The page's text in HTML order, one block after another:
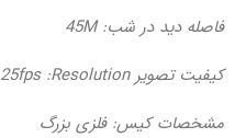
فاصله دید در شب: 45M
کیفیت تصویر 1080p / 25fps :Resolution
مشخصات کیس: فلزی بزرگ